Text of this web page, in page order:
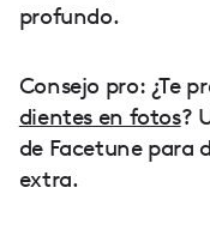
profundo.
Consejo pro: ¿Te
dientes en fotos?
de Facetune para
extra.